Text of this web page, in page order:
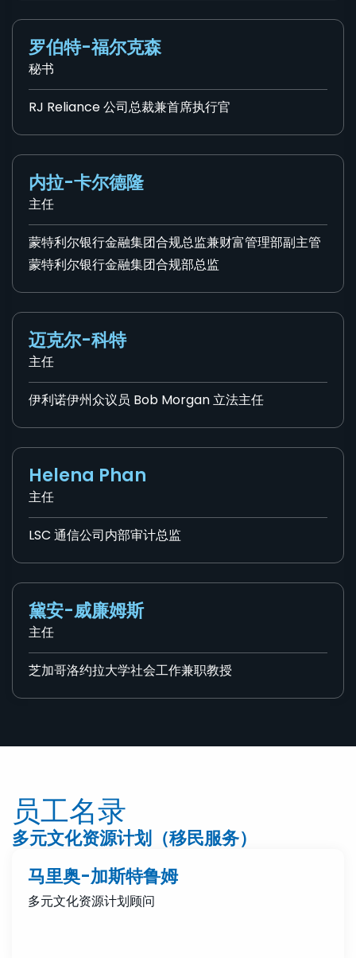
罗伯特-福尔克森
秘书
RJ Reliance 公司总裁兼首席执行官
内拉-卡尔德隆
主任
蒙特利尔银行金融集团合规总监兼财富管理部副主管
蒙特利尔银行金融集团合规部总监
迈克尔-科特
主任
伊利诺伊州众议员 Bob Morgan 立法主任
Helena Phan
主任
LSC 通信公司内部审计总监
黛安-威廉姆斯
主任
芝加哥洛约拉大学社会工作兼职教授
员工名录
多元文化资源计划（移民服务）
马里奥-加斯特鲁姆
多元文化资源计划顾问